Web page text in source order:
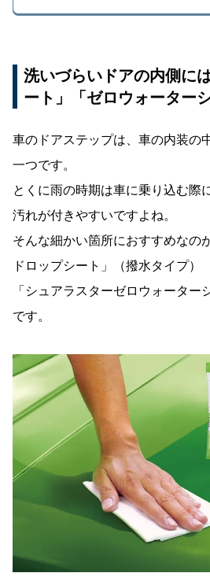
洗いづらいドアの内側に
ート」「ゼロウォーター
車のドアステップは、車の内装の
一つです。
とくに雨の時期は車に乗り込む際
汚れが付きやすいですよね。
そんな細かい箇所におすすめなの
ドロップシート」（撥水タイプ）
「シュアラスターゼロウォーター
です。